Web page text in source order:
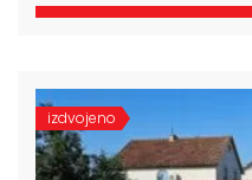
izdvojeno